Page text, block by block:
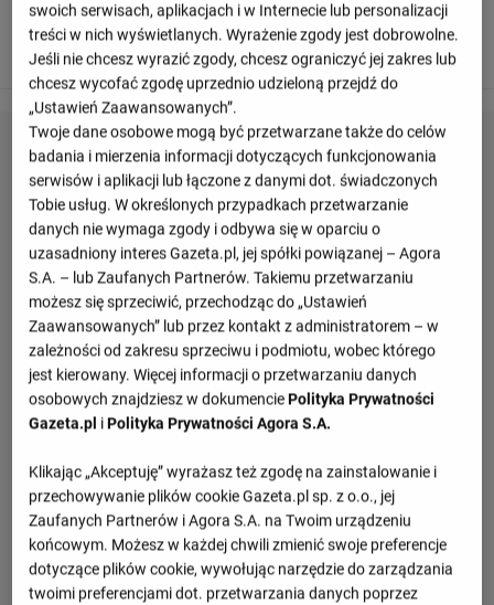
90+ 2'
G O O O L - Tommy Conway trafia do celu!
swoich serwisach, aplikacjach i w Internecie lub personalizacji
treści w nich wyświetlanych. Wyrażenie zgody jest dobrowolne.
Jeśli nie chcesz wyrazić zgody, chcesz ograniczyć jej zakres lub
chcesz wycofać zgodę uprzednio udzieloną przejdź do
„Ustawień Zaawansowanych”.
Twoje dane osobowe mogą być przetwarzane także do celów
badania i mierzenia informacji dotyczących funkcjonowania
serwisów i aplikacji lub łączone z danymi dot. świadczonych
Tobie usług. W określonych przypadkach przetwarzanie
danych nie wymaga zgody i odbywa się w oparciu o
uzasadniony interes Gazeta.pl, jej spółki powiązanej – Agora
S.A. – lub Zaufanych Partnerów. Takiemu przetwarzaniu
możesz się sprzeciwić, przechodząc do „Ustawień
Zaawansowanych” lub przez kontakt z administratorem – w
zależności od zakresu sprzeciwu i podmiotu, wobec którego
jest kierowany. Więcej informacji o przetwarzaniu danych
osobowych znajdziesz w dokumencie Polityka Prywatności
Gazeta.pl i Polityka Prywatności Agora S.A.
Klikając „Akceptuję” wyrażasz też zgodę na zainstalowanie i
przechowywanie plików cookie Gazeta.pl sp. z o.o., jej
Zaufanych Partnerów i Agora S.A. na Twoim urządzeniu
końcowym. Możesz w każdej chwili zmienić swoje preferencje
dotyczące plików cookie, wywołując narzędzie do zarządzania
twoimi preferencjami dot. przetwarzania danych poprzez